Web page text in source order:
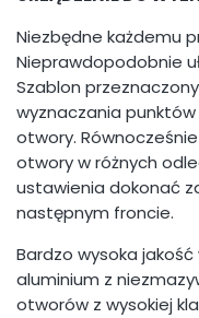
Niezbędne każdemu
Nieprawdopodobnie
Szablon
wyznaczania
otwory.
otwory w różnych
ustawienia dokonać
następnym froncie.
Bardzo wysoka jakość
aluminium z
otworów z wysokiej